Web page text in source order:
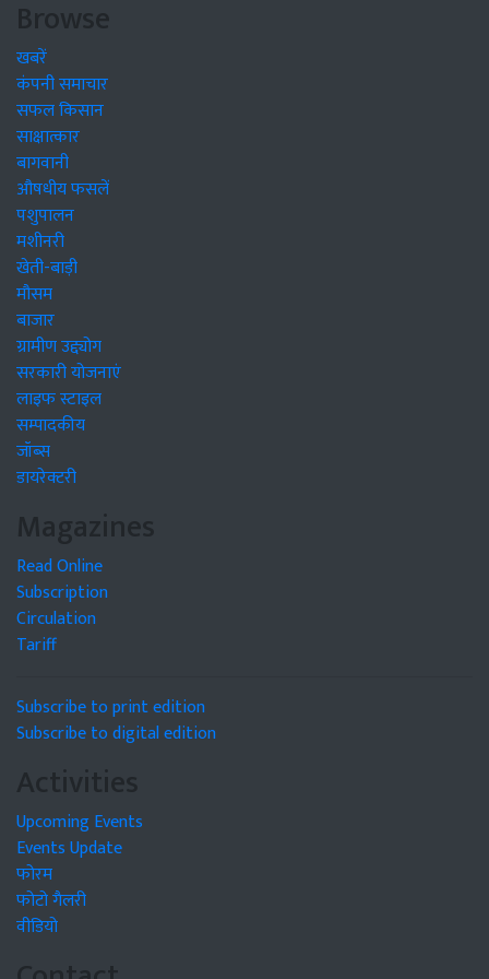
Browse
खबरें
कंपनी समाचार
सफल किसान
साक्षात्कार
बागवानी
औषधीय फसलें
पशुपालन
मशीनरी
खेती-बाड़ी
मौसम
बाजार
ग्रामीण उद्द्योग
सरकारी योजनाएं
लाइफ स्टाइल
सम्पादकीय
जॉब्स
डायरेक्टरी
Magazines
Read Online
Subscription
Circulation
Tariff
Subscribe to print edition
Subscribe to digital edition
Activities
Upcoming Events
Events Update
फोरम
फोटो गैलरी
वीडियो